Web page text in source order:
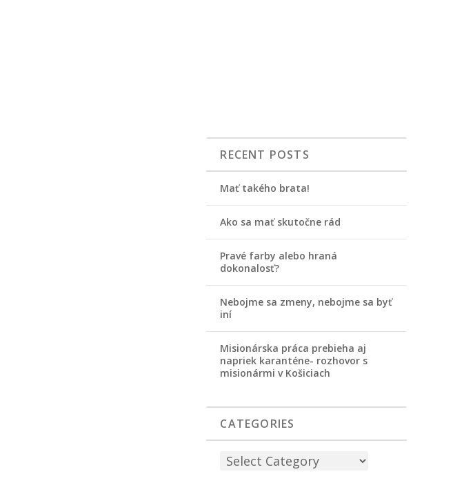
RECENT POSTS
Mať takého brata!
Ako sa mať skutočne rád
Pravé farby alebo hraná
dokonalosť?
Nebojme sa zmeny, nebojme sa byť
iní
Misionárska práca prebieha aj
napriek karanténe- rozhovor s
misionármi v Košiciach
CATEGORIES